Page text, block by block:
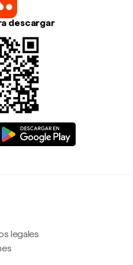
descargar
legales